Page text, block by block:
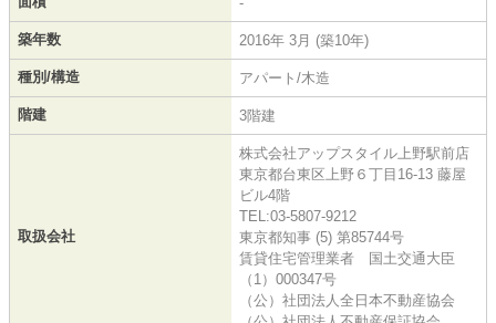
築年数 2016年 3月 (築10年)
種別/構造 アパート/木造
階建 3階建
取扱会社
株式会社アップスタイル上野駅前店
東京都台東区上野６丁目16-13 藤屋
ビル4階
TEL:03-5807-9212
東京都知事 (5) 第85744号
賃貸住宅管理業者 国土交通大臣
（1）000347号
（公）社団法人全日本不動産協会